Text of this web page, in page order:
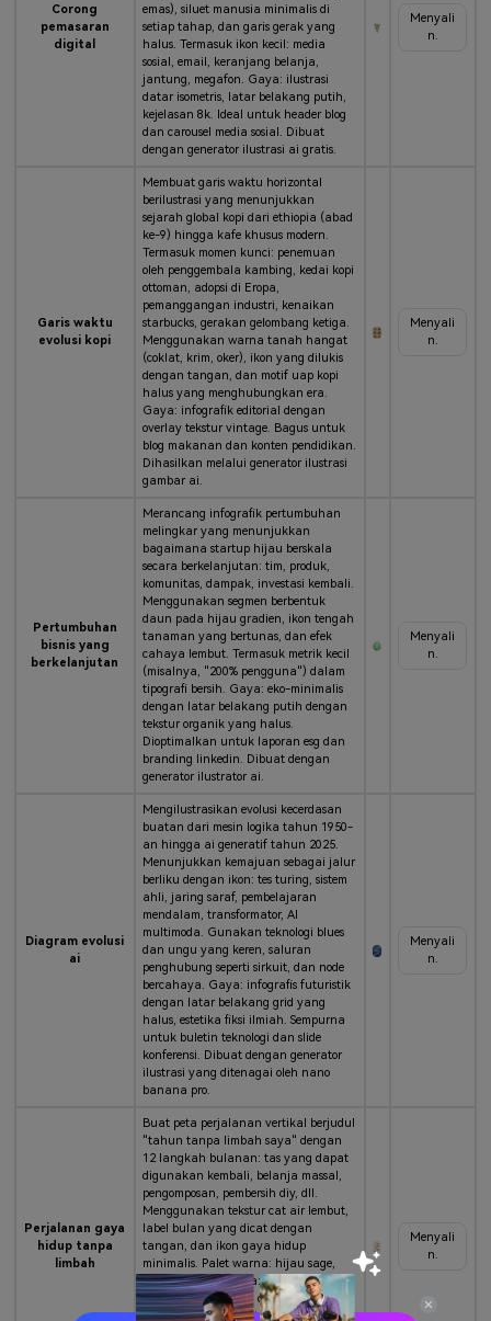
Corong
pemasaran
digital
emas), siluet manusia minimalis di
setiap tahap, dan garis gerak yang
halus. Termasuk ikon kecil: media
sosial, email, keranjang belanja,
jantung, megafon. Gaya: ilustrasi
datar isometris, latar belakang putih,
kejelasan 8k. Ideal untuk header blog
dan carousel media sosial. Dibuat
dengan generator ilustrasi ai gratis.
Menyali
n.
Garis waktu
evolusi kopi
Membuat garis waktu horizontal
berilustrasi yang menunjukkan
sejarah global kopi dari ethiopia (abad
ke-9) hingga kafe khusus modern.
Termasuk momen kunci: penemuan
oleh penggembala kambing, kedai kopi
ottoman, adopsi di Eropa,
pemanggangan industri, kenaikan
starbucks, gerakan gelombang ketiga.
Menggunakan warna tanah hangat
(coklat, krim, oker), ikon yang dilukis
dengan tangan, dan motif uap kopi
halus yang menghubungkan era.
Gaya: infografik editorial dengan
overlay tekstur vintage. Bagus untuk
blog makanan dan konten pendidikan.
Dihasilkan melalui generator ilustrasi
gambar ai.
Menyali
n.
Pertumbuhan
bisnis yang
berkelanjutan
Merancang infografik pertumbuhan
melingkar yang menunjukkan
bagaimana startup hijau berskala
secara berkelanjutan: tim, produk,
komunitas, dampak, investasi kembali.
Menggunakan segmen berbentuk
daun pada hijau gradien, ikon tengah
tanaman yang bertunas, dan efek
cahaya lembut. Termasuk metrik kecil
(misalnya, "200% pengguna") dalam
tipografi bersih. Gaya: eko-minimalis
dengan latar belakang putih dengan
tekstur organik yang halus.
Dioptimalkan untuk laporan esg dan
branding linkedin. Dibuat dengan
generator ilustrator ai.
Menyali
n.
Diagram evolusi
ai
Mengilustrasikan evolusi kecerdasan
buatan dari mesin logika tahun 1950-
an hingga ai generatif tahun 2025.
Menunjukkan kemajuan sebagai jalur
berliku dengan ikon: tes turing, sistem
ahli, jaring saraf, pembelajaran
mendalam, transformator, AI
multimoda. Gunakan teknologi blues
dan ungu yang keren, saluran
penghubung seperti sirkuit, dan node
bercahaya. Gaya: infografis futuristik
dengan latar belakang grid yang
halus, estetika fiksi ilmiah. Sempurna
untuk buletin teknologi dan slide
konferensi. Dibuat dengan generator
ilustrasi yang ditenagai oleh nano
banana pro.
Menyali
n.
Perjalanan gaya
hidup tanpa
limbah
Buat peta perjalanan vertikal berjudul
"tahun tanpa limbah saya" dengan
12 langkah bulanan: tas yang dapat
digunakan kembali, belanja massal,
pengomposan, pembersih diy, dll.
Menggunakan tekstur cat air lembut,
label bulan yang dicat dengan
tangan, dan ikon gaya hidup
minimalis. Palet warna: hijau sage,
terakota, krim. Gaya: ilustrasi hangat
dan mudah didekati dengan latar
belakang tekstur kertas ringan. Ideal
Menyali
n.